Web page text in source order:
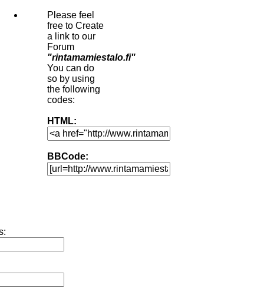
Please feel
free to Create
a link to our
Forum
"rintamamiestalo.fi"
You can do
so by using
the following
codes:
HTML:
BBCode: